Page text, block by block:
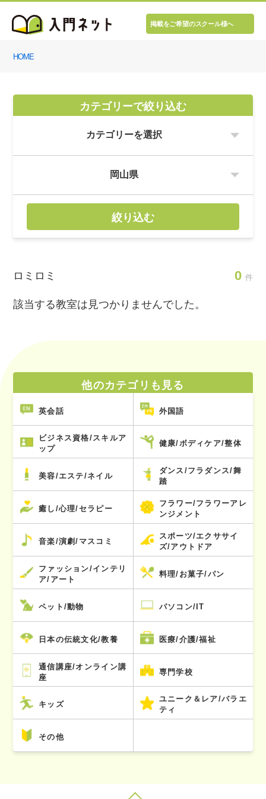
掲載をご希望のスクール様へ
HOME
カテゴリーで絞り込む
絞り込む
ロミロミ 0 件
該当する教室は見つかりませんでした。
他のカテゴリも見る
英会話 外国語
ビジネス資格/スキルア
ップ
健康/ボディケア/整体
美容/エステ/ネイル
ダンス/フラダンス/舞
踏
癒し/心理/セラピー
フラワー/フラワーアレ
ンジメント
音楽/演劇/マスコミ
スポーツ/エクササイ
ズ/アウトドア
ファッション/インテリ
ア/アート
料理/お菓子/パン
ペット/動物 パソコン/IT
日本の伝統文化/教養 医療/介護/福祉
通信講座/オンライン講
座
専門学校
キッズ
ユニーク＆レア/バラエ
ティ
その他